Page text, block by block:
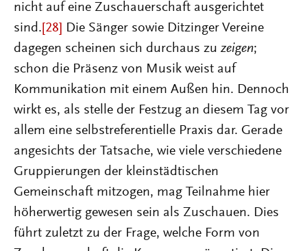
nicht auf eine Zuschauerschaft ausgerichtet
sind. [28]
Die Sänger sowie Ditzinger Vereine
dagegen scheinen sich durchaus zu zeigen;
schon die Präsenz von Musik weist auf
Kommunikation mit einem Außen hin. Dennoch
wirkt es, als stelle der Festzug an diesem Tag vor
allem eine selbstreferentielle Praxis dar. Gerade
angesichts der Tatsache, wie viele verschiedene
Gruppierungen der kleinstädtischen
Gemeinschaft mitzogen, mag Teilnahme hier
höherwertig gewesen sein als Zuschauen. Dies
führt zuletzt zu der Frage, welche Form von